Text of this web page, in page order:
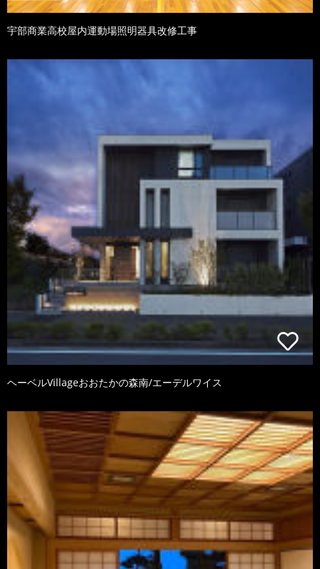
宇部商業高校屋内運動場照明器具改修工事
ヘーベルVillageおおたかの森南/エーデルワイス